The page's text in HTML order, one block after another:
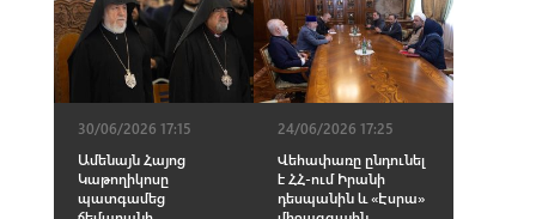
30/06/2026 17:15
Ամենայն Հայոց
Կաթողիկոսը
պատգամեց
24/06/2026 17:25
Վեհափառը ընդունել
է ՀՀ-ում Իրանի
դեսպանին և «Էսրա»